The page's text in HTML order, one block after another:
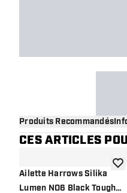
Produits Recommandés
CES ARTICLES
Ailette Harrows Silika
Lumen NO6 Black Tough